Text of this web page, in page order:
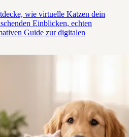
wie virtuelle Katzen dein
Einblicken, echten
Guide zur digitalen